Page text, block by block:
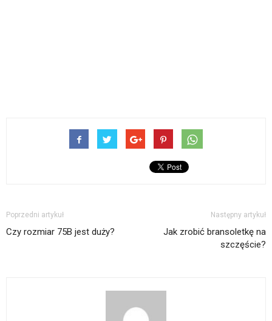
Poprzedni artykuł
Czy rozmiar 75B jest duży?
Następny artykuł
Jak zrobić bransoletkę na
szczęście?